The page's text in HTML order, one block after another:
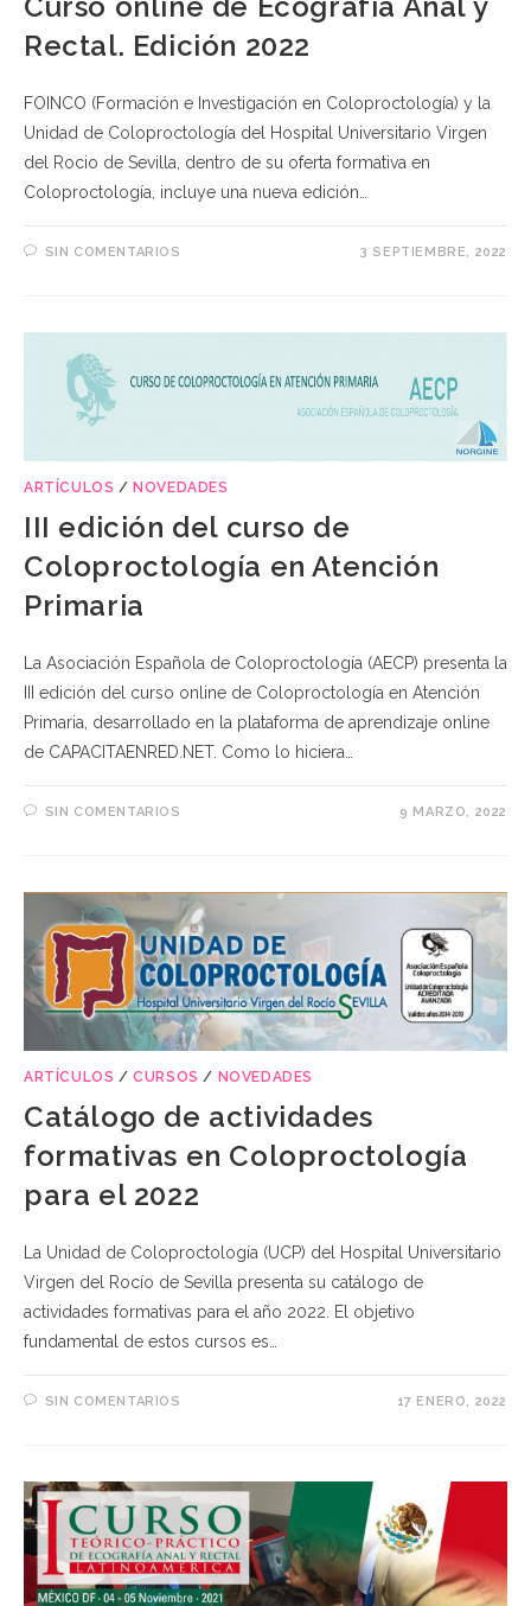
Rectal. Edición 2022
FOINCO (Formación e Investigación en Coloproctología) y la
Unidad de Coloproctología del Hospital Universitario Virgen
del Rocio de Sevilla, dentro de su oferta formativa en
Coloproctología, incluye una nueva edición…
SIN COMENTARIOS 3 SEPTIEMBRE, 2022
ARTÍCULOS /NOVEDADES
III edición del curso de
Coloproctología en Atención
Primaria
La Asociación Española de Coloproctología (AECP) presenta la
III edición del curso online de Coloproctología en Atención
Primaria, desarrollado en la plataforma de aprendizaje online
de CAPACITAENRED.NET. Como lo hiciera…
SIN COMENTARIOS 9 MARZO, 2022
ARTÍCULOS /CURSOS / NOVEDADES
Catálogo de actividades
formativas en Coloproctología
para el 2022
La Unidad de Coloproctología (UCP) del Hospital Universitario
Virgen del Rocío de Sevilla presenta su catálogo de
actividades formativas para el año 2022. El objetivo
fundamental de estos cursos es…
SIN COMENTARIOS 17 ENERO, 2022